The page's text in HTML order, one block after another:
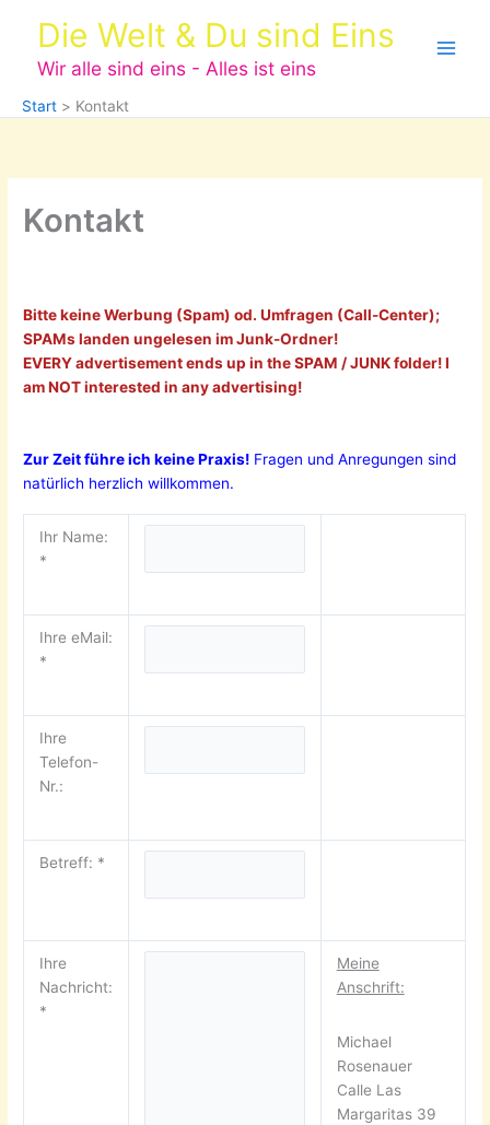
springen
Die Welt & Du sind Eins
Wir alle sind eins - Alles ist eins
Start Kontakt
Kontakt
Bitte keine Werbung (Spam) od. Umfragen (Call-Center);
SPAMs landen ungelesen im Junk-Ordner!
EVERY advertisement ends up in the SPAM / JUNK folder! I
am NOT interested in any advertising!
Zur Zeit führe ich keine Praxis! Fragen und Anregungen sind
natürlich herzlich willkommen.
Ihr Name:
*
Ihre eMail:
*
Ihre
Telefon-
Nr.:
Betreff: *
Ihre
Nachricht:
*
Meine
Anschrift:
Michael
Rosenauer
Calle Las
Margaritas 39